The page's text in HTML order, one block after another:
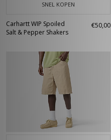
SNEL KOPEN
Carhartt WIP Spoiled
Salt & Pepper Shakers
€50,00